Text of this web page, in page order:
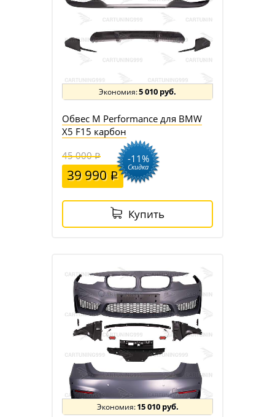
5 010 руб.
Обвес M Performance для BMW
X5 F15 карбон
45 000
39 990
-11%
Скидка
Купить
15 010 руб.